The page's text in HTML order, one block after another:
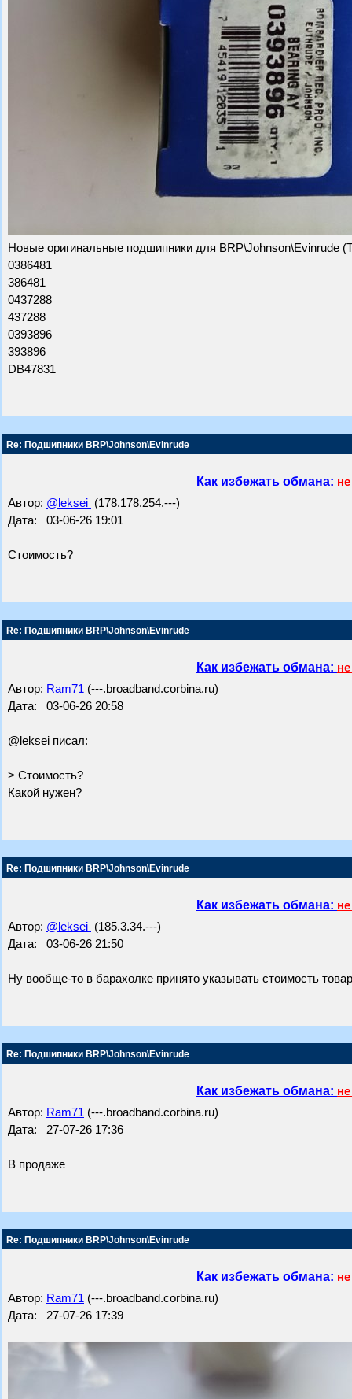
Новые оригинальные подшипники для BRP\Johnson\Evinrude
0386481
386481
0437288
437288
0393896
393896
DB47831
Re: Подшипники BRP\Johnson\Evinrude
Как избежать обмана:
Автор: @leksei (178.178.254.---)
Дата: 03-06-26 19:01
Стоимость?
Re: Подшипники BRP\Johnson\Evinrude
Как избежать обмана:
Автор: Ram71 (---.broadband.corbina.ru)
Дата: 03-06-26 20:58
@leksei писал:
> Стоимость?
Какой нужен?
Re: Подшипники BRP\Johnson\Evinrude
Как избежать обмана:
Автор: @leksei (185.3.34.---)
Дата: 03-06-26 21:50
Ну вообще-то в барахолке принято указывать стоимость
Re: Подшипники BRP\Johnson\Evinrude
Как избежать обмана:
Автор: Ram71 (---.broadband.corbina.ru)
Дата: 27-07-26 17:36
В продаже
Re: Подшипники BRP\Johnson\Evinrude
Как избежать обмана:
Автор: Ram71 (---.broadband.corbina.ru)
Дата: 27-07-26 17:39